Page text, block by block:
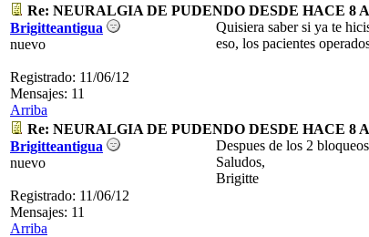
Re: NEURALGIA DE PUDENDO DESDE HACE 8
Brigitteantigua
nuevo
Registrado: 11/06/12
Mensajes: 11
Quisiera saber si ya te
eso, los pacientes
Arriba
Re: NEURALGIA DE PUDENDO DESDE HACE 8
Brigitteantigua
nuevo
Registrado: 11/06/12
Mensajes: 11
Despues de los 2
Saludos,
Brigitte
Arriba